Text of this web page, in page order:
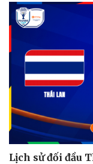
Lịch sử đối đầu